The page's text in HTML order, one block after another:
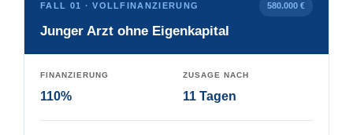
FALL 01 · VOLLFINANZIERUNG 580.000 €
Junger Arzt ohne Eigenkapital
FINANZIERUNG
110%
ZUSAGE NACH
11 Tagen